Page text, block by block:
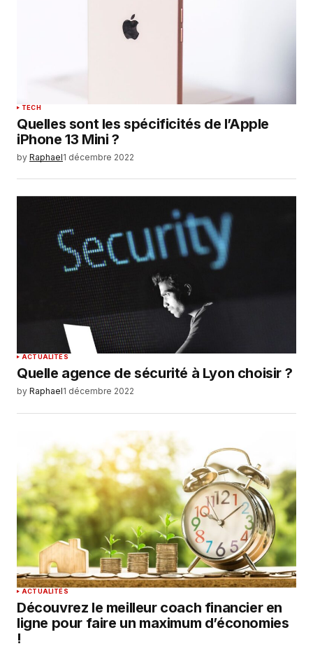
TECH
Quelles sont les spécificités de l’Apple
iPhone 13 Mini ?
by Raphael1 décembre 2022
ACTUALITÉS
Quelle agence de sécurité à Lyon choisir ?
by Raphael1 décembre 2022
ACTUALITÉS
Découvrez le meilleur coach financier en
ligne pour faire un maximum d’économies
!